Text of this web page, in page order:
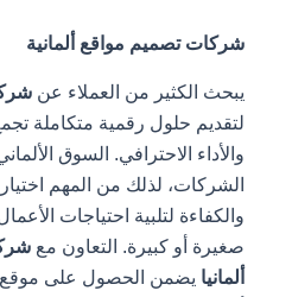
شركات تصميم مواقع ألمانية
يبحث الكثير من العملاء عن
لتقديم حلول رقمية متكاملة
والأداء الاحترافي. السوق
الشركات، لذلك من المهم اختيار
والكفاءة لتلبية احتياجات
صغيرة أو كبيرة. التعاون مع
ألمانيايضمن الحصول على موقع